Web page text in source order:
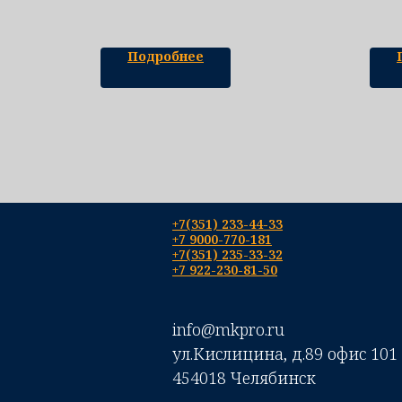
Подробнее
+7(351) 233-44-33
+7 9000-770-181
+7(351) 235-33-32
+7 922-230-81-50
info@mkpro.ru
ул.Кислицина, д.89 офис 101
454018 Челябинск